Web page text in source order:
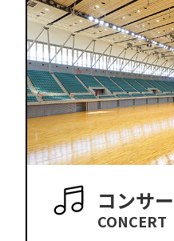
コンサ
CONCERT